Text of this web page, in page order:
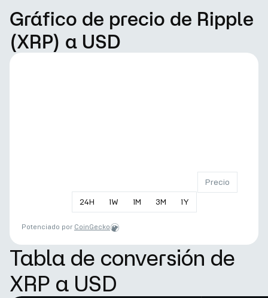
Gráfico de precio de Ripple
(XRP) a USD
24H 1W 1M 3M 1Y
Precio
Potenciado por CoinGecko
Tabla de conversión de
XRP a USD